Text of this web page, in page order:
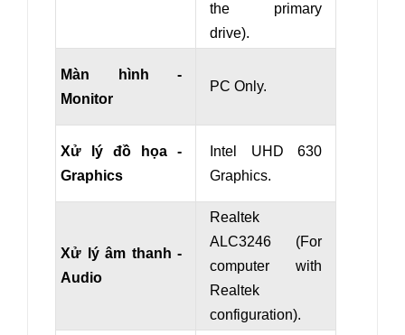
the primary
drive).
Màn hình -
Monitor
PC Only.
Xử lý đồ họa -
Graphics
Intel UHD 630
Graphics.
Xử lý âm thanh -
Audio
Realtek
ALC3246 (For
computer with
Realtek
configuration).